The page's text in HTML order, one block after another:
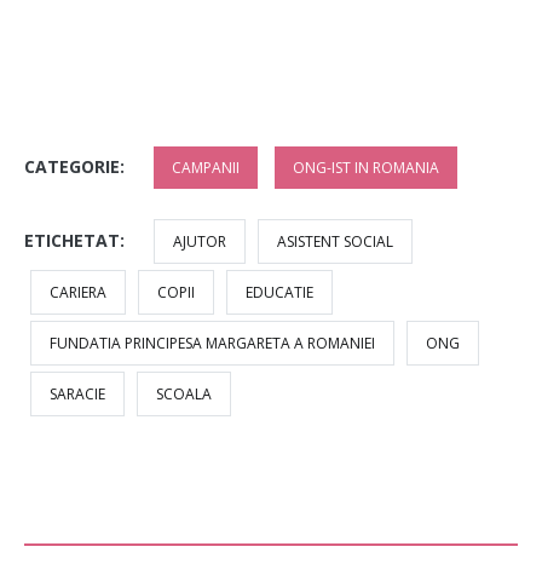
CATEGORIE: CAMPANII ONG-IST IN ROMANIA
ETICHETAT: AJUTOR ASISTENT SOCIAL
CARIERA COPII EDUCATIE
FUNDATIA PRINCIPESA MARGARETA A ROMANIEI ONG
SARACIE SCOALA